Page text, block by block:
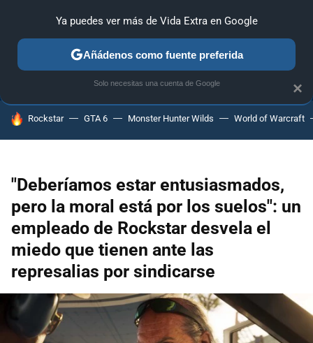
ANÁLISIS GUÍAS Y TRUCOS PC SONY NINTENDO
HOY SE HABLA DE
Rockstar GTA 6 Monster Hunter Wilds World of Warcraft
"Deberíamos estar entusiasmados,
pero la moral está por los suelos": un
empleado de Rockstar desvela el
miedo que tienen ante las
represalias por sindicarse
×
Ya puedes ver más de Vida Extra en Google
Añádenos como fuente preferida
Solo necesitas una cuenta de Google